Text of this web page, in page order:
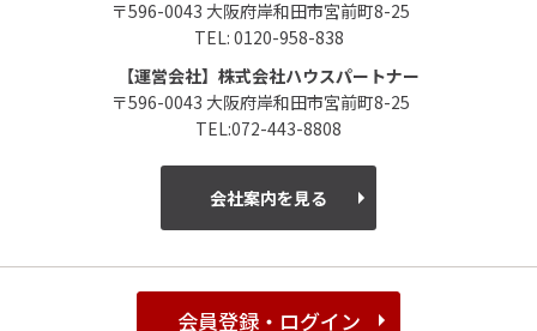
〒596-0043 大阪府岸和田市宮前町8-25
TEL: 0120-958-838
【運営会社】株式会社ハウスパートナー
〒596-0043 大阪府岸和田市宮前町8-25
TEL:072-443-8808
会社案内を見る
会員登録・ログイン